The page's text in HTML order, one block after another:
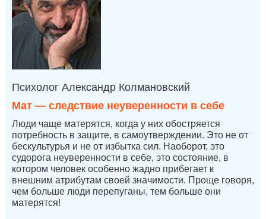
Психолог Александр Колмановский
Мат — следствие неуверенности в себе
Люди чаще матерятся, когда у них обостряется
потребность в защите, в самоутверждении. Это не от
бескультурья и не от избытка сил. Наоборот, это
судорога неуверенности в себе, это состояние, в
котором человек особенно жадно прибегает к
внешним атрибутам своей значимости. Проще говоря,
чем больше люди перепуганы, тем больше они
матерятся!